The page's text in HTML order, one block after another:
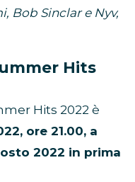
Bob Sinclar e Nyv,
Hits
Hits 2022 è
ore 21.00, a
2022 in prima